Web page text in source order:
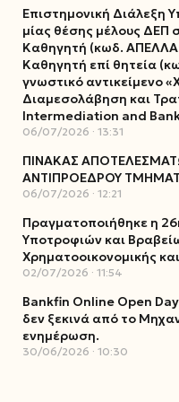
Επιστημονική Διάλεξη
μίας θέσης μέλους ΔΕΠ
Καθηγητή (κωδ.
Καθηγητή επί θητεία
γνωστικό αντικείμενο
Διαμεσολάβηση και
Intermediation and
06/07/2026 13:31
ΠΙΝΑΚΑΣ
ΑΝΤΙΠΡΟΕΔΡΟΥ
06/07/2026 12:21
Πραγματοποιήθηκε η
Υποτροφιών και
Χρηματοοικονομικής
02/07/2026 11:54
Bankfin Online Open
δεν ξεκινά από το
ενημέρωση.
30/06/2026 10:30